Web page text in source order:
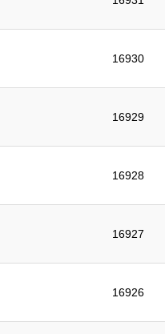
16930
16929
16928
16927
16926